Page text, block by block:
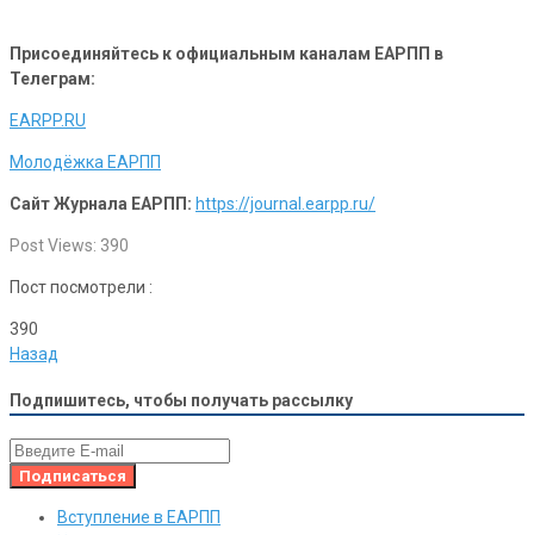
Присоединяйтесь к официальным каналам ЕАРПП в
Телеграм:
EARPP.RU
Молодёжка ЕАРПП
Сайт Журнала ЕАРПП: https://journal.earpp.ru/
Post Views: 390
Пост посмотрели :
390
Назад
Подпишитесь, чтобы получать рассылку
Вступление в ЕАРПП